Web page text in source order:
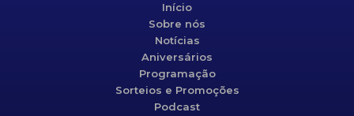
Início
Sobre nós
Notícias
Aniversários
Programação
Sorteios e Promoções
Podcast